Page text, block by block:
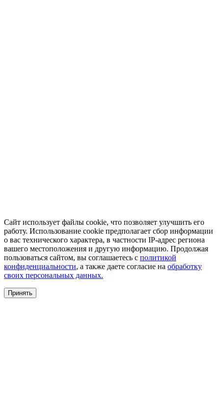
Сайт использует файлы cookie, что позволяет улучшить его
работу. Использование cookie предполагает сбор информации
о вас технического характера, в частности IP-адрес региона
вашего местоположения и другую информацию. Продолжая
пользоваться сайтом, вы соглашаетесь с политикой
конфиденциальности, а также даете согласие на обработку
своих персональных данных.
Принять